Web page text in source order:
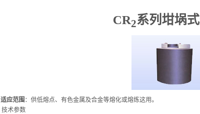
CR2系列坩埚
适应范围 ：供低熔点、有色金属及合金等熔化或熔炼这用。
技术参数